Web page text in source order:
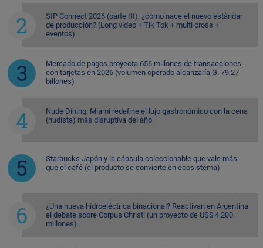
SIP Connect 2026 (parte III): ¿cómo nace el nuevo estándar
de producción? (Long video + Tik Tok + multi cross +
eventos)
Mercado de pagos proyecta 656 millones de transacciones
con tarjetas en 2026 (volumen operado alcanzaría G. 79,27
billones)
Nude Dining: Miami redefine el lujo gastronómico con la cena
(nudista) más disruptiva del año
Starbucks Japón y la cápsula coleccionable que vale más
que el café (el producto se convierte en ecosistema)
¿Una nueva hidroeléctrica binacional? Reactivan en Argentina
el debate sobre Corpus Christi (un proyecto de US$ 4.200
millones)